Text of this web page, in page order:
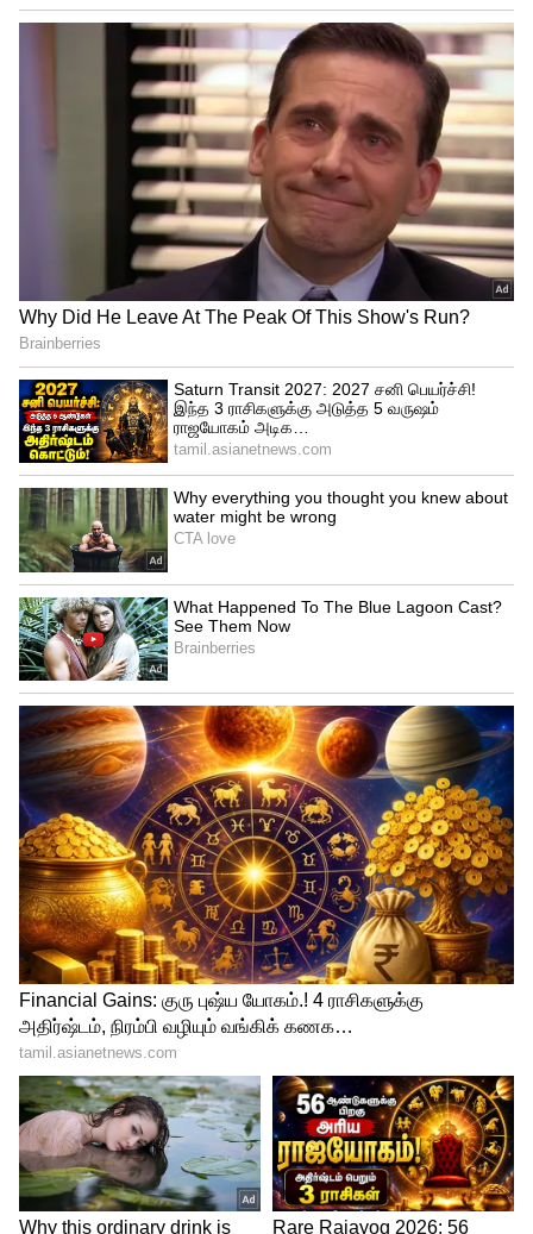
காந்தியும் உடன் சென்றார். இந்தநிலையில்
மத்திய அரசு பழிவாங்கும் நடவடிக்கையில்
ஈடுபடுவதாகவும், காழ்ப்புணர்ச்சியோடு
செயல்படுவதாக கூறி சோனியா காந்திக்கு
ஆதரவாக காங்கிரஸ் மூத்த நிர்வாகிகள்
மற்றும் கட்சியினர் நாடு தழுவிய
போராட்டத்தில் ஈடுபட்டுள்ளனர். தமிழக
காங்கிரஸ் கமிட்டி சார்பாக எழும்பூர்
ராஜரத்தினம் அரங்கத்திற்கு அருகே
ஆர்பாட்டம் நடைபெற்றது.
அமலாக்கத்துறை விசாரணைக்கு சோனியா
காந்தி இன்று ஆஜரான நிலையில்
விசாரணை அமைப்புகளை மத்திய அரசு